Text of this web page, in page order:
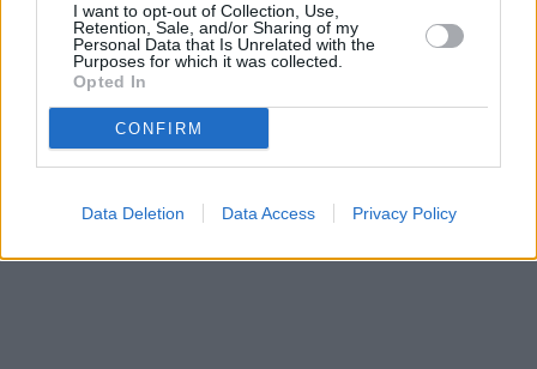
I want to opt-out of Collection, Use,
Retention, Sale, and/or Sharing of my
Personal Data that Is Unrelated with the
Purposes for which it was collected.
Opted In
CONFIRM
Data Deletion Data Access Privacy Policy